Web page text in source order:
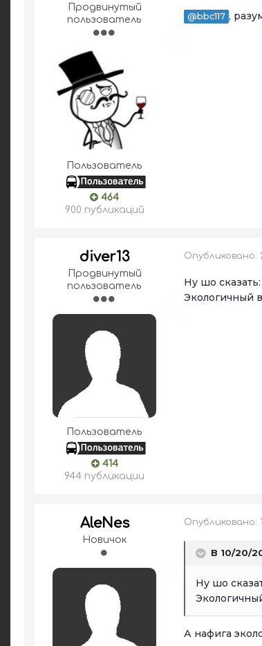
Продвинутый
пользователь
Пользователь
464
900 публикаций
@bbc117 ,
diver13
Продвинутый
пользователь
Пользователь
414
944 публикации
Опубликовано:
Ну шо
Экологичный
AleNes
Новичок
Опубликовано:
В 10/20/
Ну шо
А нафига